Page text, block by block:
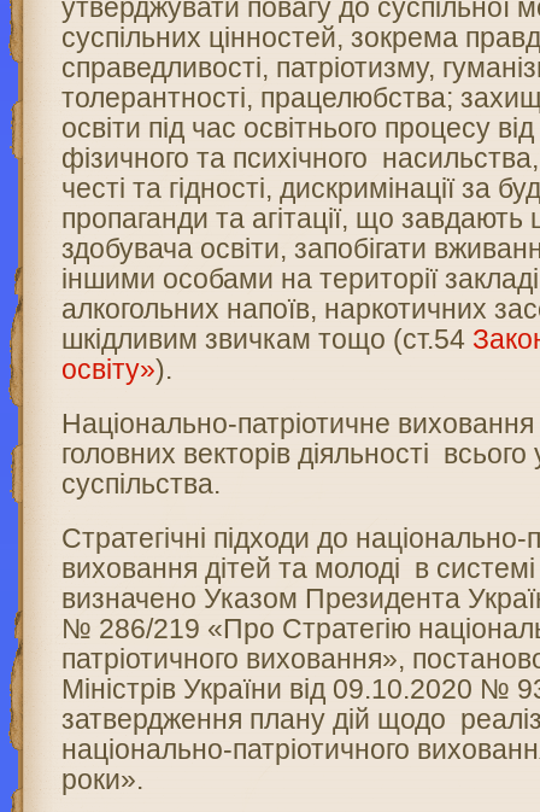
утверджувати повагу до суспільної
суспільних цінностей, зокрема
справедливості, патріотизму,
толерантності, працелюбства;
освіти під час освітнього процесу
фізичного та психічного
честі та гідності, дискримінації за
пропаганди та агітації, що
здобувача освіти, запобігати
іншими особами на території
алкогольних напоїв, наркотичних
шкідливим звичкам тощо (ст.54
освіту»).
Національно-патріотичне виховання
головних векторів діяльності всього
суспільства.
Стратегічні підходи до національно-
виховання дітей та молоді в системі
визначено Указом Президента
№ 286/219 «Про Стратегію
патріотичного виховання»,
Міністрів України від 09.10.2020 №
затвердження плану дій щодо
національно-патріотичного
роки».